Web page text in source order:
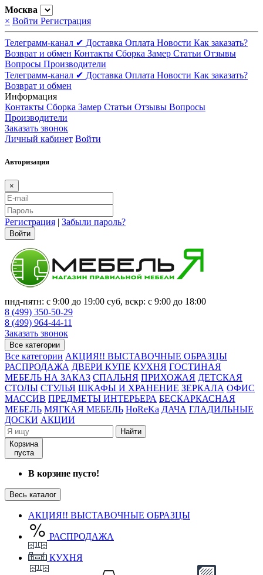
Москва
× Войти Регистрация
Телеграмм-канал ✔ Доставка Оплата Новости Как заказать?
Возврат и обмен Контакты Сборка Замер Статьи Отзывы
Вопросы Производители
Телеграмм-канал ✔ Доставка Оплата Новости Как заказать?
Возврат и обмен
Информация
Контакты Сборка Замер Статьи Отзывы Вопросы
Производители
Заказать звонок
Личный кабинет Войти
Авторизация
×
Регистрация | Забыли пароль?
Войти
пнд-пятн: с 9:00 до 19:00 суб, вскр: с 9:00 до 18:00
8 (499) 350-50-29
8 (499) 964-44-11
Заказать звонок
Все категории
Все категории АКЦИЯ!! ВЫСТАВОЧНЫЕ ОБРАЗЦЫ
РАСПРОДАЖА ДВЕРИ КУПЕ КУХНЯ ГОСТИНАЯ
МЕБЕЛЬ НА ЗАКАЗ СПАЛЬНЯ ПРИХОЖАЯ ДЕТСКАЯ
СТОЛЫ СТУЛЬЯ ШКАФЫ И ХРАНЕНИЕ ЗЕРКАЛА ОФИС
МАССИВ ПРЕДМЕТЫ ИНТЕРЬЕРА БЕСКАРКАСНАЯ
МЕБЕЛЬ МЯГКАЯ МЕБЕЛЬ HoReKa ДАЧА ГЛАДИЛЬНЫЕ
ДОСКИ АКЦИИ
Найти
Корзина
пуста
В корзине пусто!
Весь каталог
АКЦИЯ!! ВЫСТАВОЧНЫЕ ОБРАЗЦЫ
РАСПРОДАЖА
КУХНЯ